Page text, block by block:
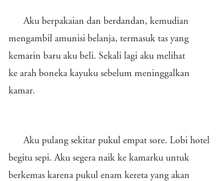
Aku berpakaian dan berdandan, kemudian
mengambil amunisi belanja, termasuk tas yang
kemarin baru aku beli. Sekali lagi aku melihat
ke arah boneka kayuku sebelum meninggalkan
kamar.
Aku pulang sekitar pukul empat sore. Lobi hotel
begitu sepi. Aku segera naik ke kamarku untuk
berkemas karena pukul enam kereta yang akan